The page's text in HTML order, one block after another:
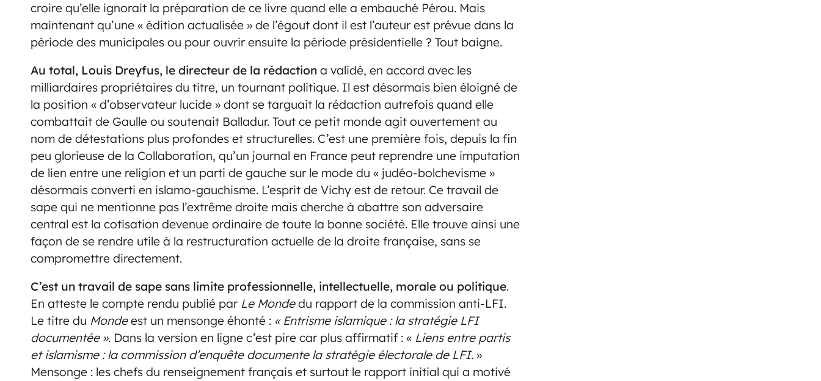
croire qu’elle ignorait la préparation de ce livre quand elle a embauché Pérou. Mais
maintenant qu’une « édition actualisée » de l’égout dont il est l’auteur est prévue dans la
période des municipales ou pour ouvrir ensuite la période présidentielle ? Tout baigne.
Au total, Louis Dreyfus, le directeur de la rédaction a validé, en accord avec les
milliardaires propriétaires du titre, un tournant politique. Il est désormais bien éloigné de
la position « d’observateur lucide » dont se targuait la rédaction autrefois quand elle
combattait de Gaulle ou soutenait Balladur. Tout ce petit monde agit ouvertement au
nom de détestations plus profondes et structurelles. C’est une première fois, depuis la fin
peu glorieuse de la Collaboration, qu’un journal en France peut reprendre une imputation
de lien entre une religion et un parti de gauche sur le mode du « judéo-bolchevisme »
désormais converti en islamo-gauchisme. L’esprit de Vichy est de retour. Ce travail de
sape qui ne mentionne pas l’extrême droite mais cherche à abattre son adversaire
central est la cotisation devenue ordinaire de toute la bonne société. Elle trouve ainsi une
façon de se rendre utile à la restructuration actuelle de la droite française, sans se
compromettre directement.
C’est un travail de sape sans limite professionnelle, intellectuelle, morale ou politique.
En atteste le compte rendu publié par Le Mondedu rapport de la commission anti-LFI.
Le titre du Mondeest un mensonge éhonté : « Entrisme islamique : la stratégie LFI
documentée ». Dans la version en ligne c’est pire car plus affirmatif : « Liens entre partis
et islamisme : la commission d’enquête documente la stratégie électorale de LFI. »
Mensonge : les chefs du renseignement français et surtout le rapport initial qui a motivé